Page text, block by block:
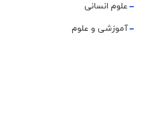
علوم انسانی
آموزشی و علوم